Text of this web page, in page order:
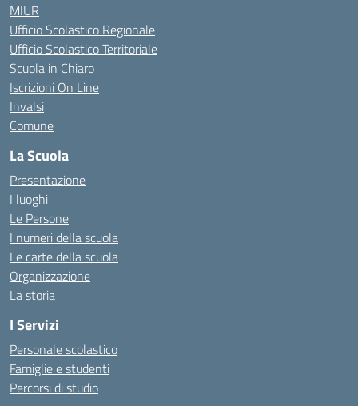
MIUR
Ufficio Scolastico Regionale
Ufficio Scolastico Territoriale
Scuola in Chiaro
Iscrizioni On Line
Invalsi
Comune
La Scuola
Presentazione
I luoghi
Le Persone
I numeri della scuola
Le carte della scuola
Organizzazione
La storia
I Servizi
Personale scolastico
Famiglie e studenti
Percorsi di studio